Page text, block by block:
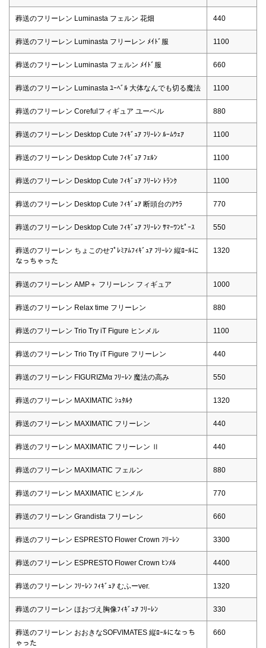
葬送のフリーレン Luminasta フェルン 花畑 440
葬送のフリーレン Luminasta フリーレン ﾒｲﾄﾞ服 1100
葬送のフリーレン Luminasta フェルン ﾒｲﾄﾞ服 660
葬送のフリーレン Luminasta ﾕｰﾍﾞﾙ 大体なんでも切る魔法 1100
葬送のフリーレン Corefulフィギュア ユーベル 880
葬送のフリーレン Desktop Cute ﾌｨｷﾞｭｱ ﾌﾘｰﾚﾝ ﾙｰﾑｳｪｱ 1100
葬送のフリーレン Desktop Cute ﾌｨｷﾞｭｱ ﾌｪﾙﾝ 1100
葬送のフリーレン Desktop Cute ﾌｨｷﾞｭｱ ﾌﾘｰﾚﾝ ﾄﾗﾝｸ 1100
葬送のフリーレン Desktop Cute ﾌｨｷﾞｭｱ 断頭台のｱｳﾗ 770
葬送のフリーレン Desktop Cute ﾌｨｷﾞｭｱ ﾌﾘｰﾚﾝ ｻﾏｰﾜﾝﾋﾟｰｽ 550
葬送のフリーレン ちょこのせﾌﾟﾚﾐｱﾑﾌｨｷﾞｭｱ ﾌﾘｰﾚﾝ 縦ﾛｰﾙに
なっちゃった
1320
葬送のフリーレン AMP＋ フリーレン フィギュア 1000
葬送のフリーレン Relax time フリーレン 880
葬送のフリーレン Trio Try iT Figure ヒンメル 1100
葬送のフリーレン Trio Try iT Figure フリーレン 440
葬送のフリーレン FIGURIZMα ﾌﾘｰﾚﾝ 魔法の高み 550
葬送のフリーレン MAXIMATIC ｼｭﾀﾙｸ 1320
葬送のフリーレン MAXIMATIC フリーレン 440
葬送のフリーレン MAXIMATIC フリーレン Ⅱ 440
葬送のフリーレン MAXIMATIC フェルン 880
葬送のフリーレン MAXIMATIC ヒンメル 770
葬送のフリーレン Grandista フリーレン 660
葬送のフリーレン ESPRESTO Flower Crown ﾌﾘｰﾚﾝ 3300
葬送のフリーレン ESPRESTO Flower Crown ﾋﾝﾒﾙ 4400
葬送のフリーレン ﾌﾘｰﾚﾝ ﾌｨｷﾞｭｱ むふーver. 1320
葬送のフリーレン ほおづえ胸像ﾌｨｷﾞｭｱ ﾌﾘｰﾚﾝ 330
葬送のフリーレン おおきなSOFVIMATES 縦ﾛｰﾙになっち
ゃった
660